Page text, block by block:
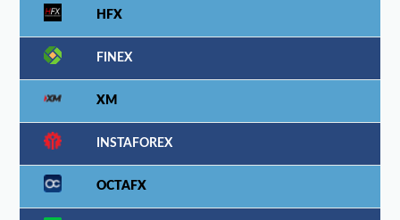
HFX
FINEX
XM
INSTAFOREX
OCTAFX